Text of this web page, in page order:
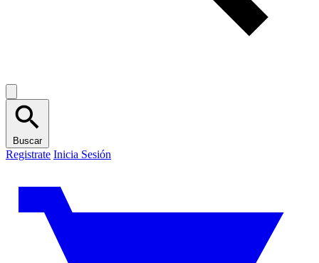
Buscar
Registrate Inicia Sesión